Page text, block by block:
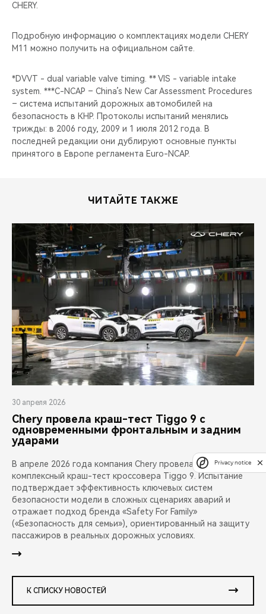
CHERY.
Подробную информацию о комплектациях модели CHERY
M11 можно получить на официальном сайте.
*DVVT - dual variable valve timing. ** VIS - variable intake
system. ***C-NCAP – China’s New Car Assessment Procedures
– система испытаний дорожных автомобилей на
безопасность в КНР. Протоколы испытаний менялись
трижды: в 2006 году, 2009 и 1 июля 2012 года. В
последней редакции они дублируют основные пункты
принятого в Европе регламента Euro-NCAP.
ЧИТАЙТЕ ТАКЖЕ
30 апреля 2026
Chery провела краш-тест Tiggo 9 с
одновременными фронтальным и задним
ударами
В апреле 2026 года компания Chery провела публичный
комплексный краш-тест кроссовера Tiggo 9. Испытание
подтверждает эффективность ключевых систем
безопасности модели в сложных сценариях аварий и
отражает подход бренда «Safety For Family»
(«Безопасность для семьи»), ориентированный на защиту
пассажиров в реальных дорожных условиях.
К СПИСКУ НОВОСТЕЙ
Privacy notice